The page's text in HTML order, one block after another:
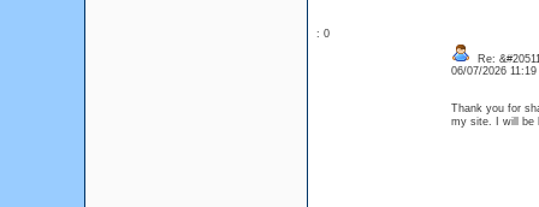
: 0
Re:
06/07/2026
Thank you for
my site. I will